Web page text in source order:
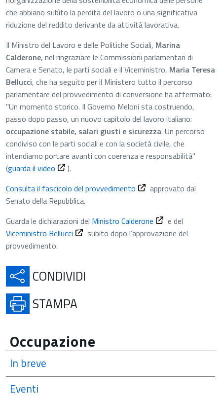
che abbiano subìto la perdita del lavoro o una significativa
riduzione del reddito derivante da attività lavorativa.
Il Ministro del Lavoro e delle Politiche Sociali, Marina
Calderone, nel ringraziare le Commissioni parlamentari di
Camera e Senato, le parti sociali e il Viceministro, Maria Teresa
Bellucci, che ha seguito per il Ministero tutto il percorso
parlamentare del provvedimento di conversione ha affermato:
"Un momento storico. Il Governo Meloni sta costruendo,
passo dopo passo, un nuovo capitolo del lavoro italiano:
occupazione stabile, salari giusti e sicurezza. Un percorso
condiviso con le parti sociali e con la società civile, che
intendiamo portare avanti con coerenza e responsabilità"
(guarda il video
).
Consulta il fascicolo del provvedimento
approvato dal
Senato della Repubblica.
Guarda le dichiarazioni del Ministro Calderone
e del
Viceministro Bellucci
subito dopo l’approvazione del
provvedimento.
CONDIVIDI
STAMPA
Occupazione
In breve
Eventi